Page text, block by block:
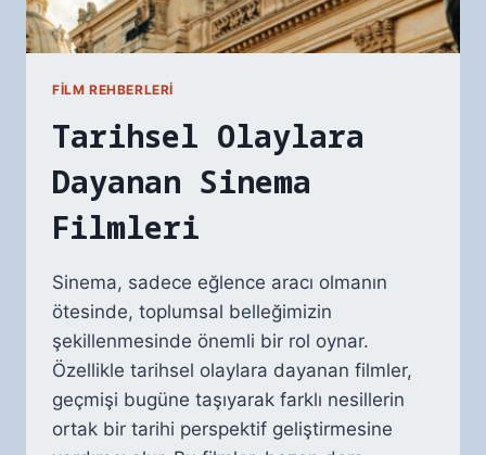
FILM REHBERLERI
Tarihsel Olaylara
Dayanan Sinema
Filmleri
Sinema, sadece eğlence aracı olmanın
ötesinde, toplumsal belleğimizin
şekillenmesinde önemli bir rol oynar.
Özellikle tarihsel olaylara dayanan filmler,
geçmişi bugüne taşıyarak farklı nesillerin
ortak bir tarihi perspektif geliştirmesine